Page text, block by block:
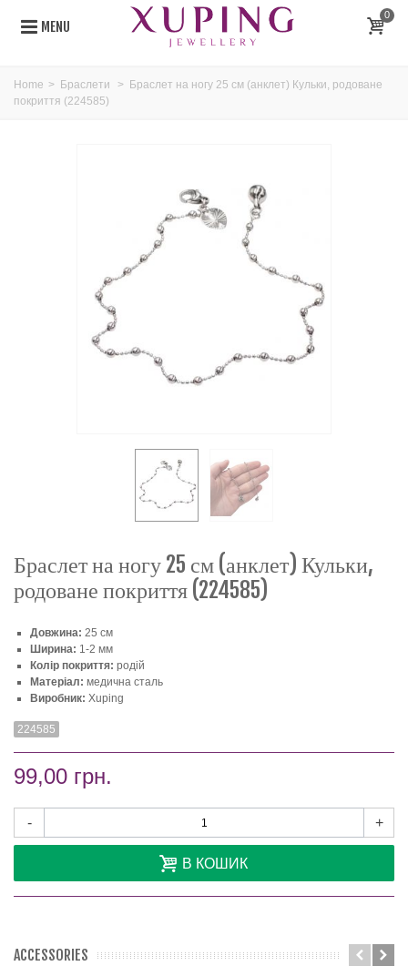
MENU
0
Home > Браслети > Браслет на ногу 25 см (анклет) Кульки, родоване
покриття (224585)
Браслет на ногу 25 см (анклет) Кульки,
родоване покриття (224585)
Довжина: 25 см
Ширина: 1-2 мм
Колір покриття: родій
Матеріал: медична сталь
Виробник: Xuping
224585
99,00 грн.
- +
В КОШИК
ACCESSORIES